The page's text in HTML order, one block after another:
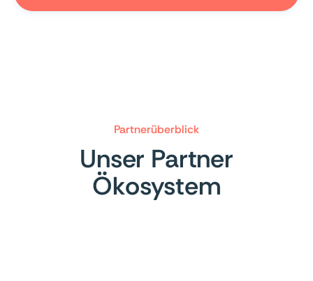
Partnerüberblick
Unser Partner
Ökosystem